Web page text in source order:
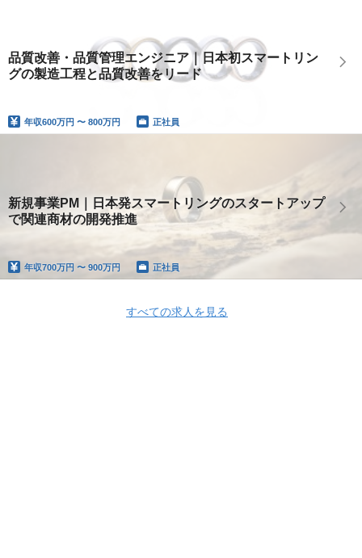
品質改善・品質管理エンジニア｜日本初スマートリン
グの製造工程と品質改善をリード
年収600万円 〜 800万円 正社員
新規事業PM｜日本発スマートリングのスタートアップ
で関連商材の開発推進
年収700万円 〜 900万円 正社員
すべての求人を見る